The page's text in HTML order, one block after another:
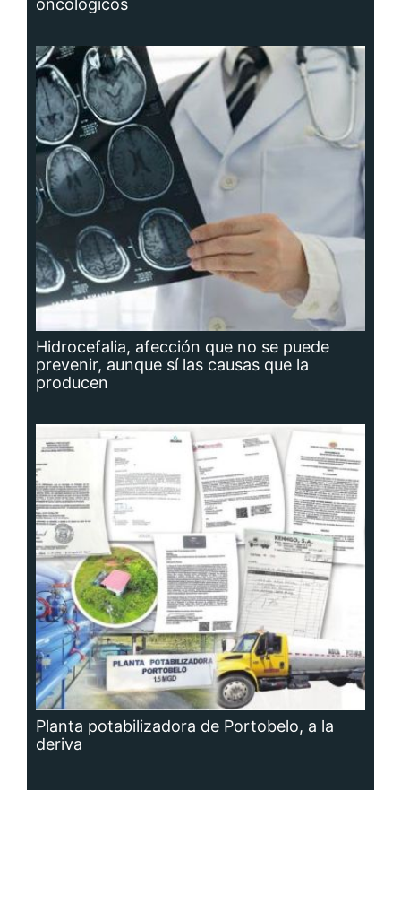
Hidrocefalia, afección que no se puede
prevenir, aunque sí las causas que la
producen
Planta potabilizadora de Portobelo, a la
deriva